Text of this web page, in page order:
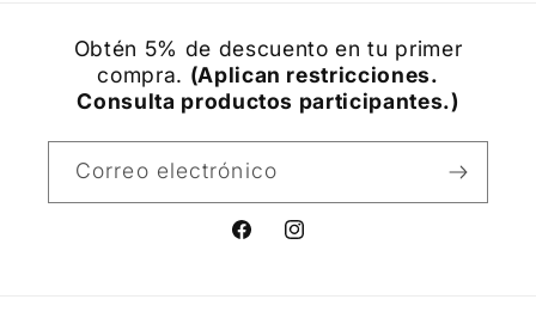
Obtén 5% de descuento en tu primer
compra. (Aplican restricciones.
Consulta productos participantes.)
Correo electrónico
FacebookInstagram